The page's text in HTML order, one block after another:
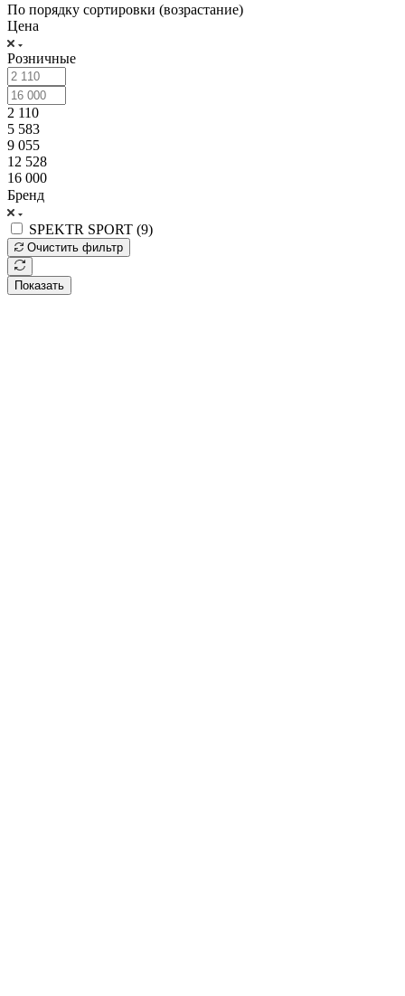
По порядку сортировки (возрастание)
Цена
Розничные
2 110
5 583
9 055
12 528
16 000
Бренд
SPEKTR SPORT (9)
Очистить фильтр
Показать